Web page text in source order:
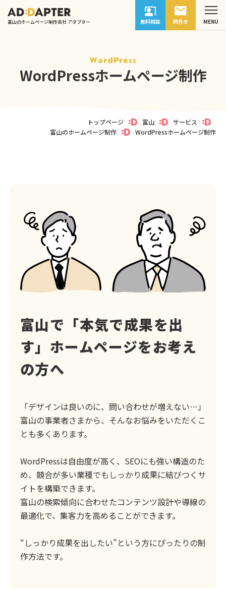
富山のホームページ制作会社 アダプター 無料相談 問合せ
WordPress
WordPressホームページ制作
トップページ 富山
サービス
富山のホームページ制作
WordPressホームページ制作
富山で「本気で成果を出
す」 ホームページをお考え
の方へ
「デザインは良いのに、問い合わせが増えない…」
富山の事業者さまから、そんなお悩みをいただくこ
とも多くあります。
WordPressは自由度が高く、SEOにも強い構造のた
め、競合が多い業種でもしっかり成果に結びつくサ
イトを構築できます。
富山の検索傾向に合わせたコンテンツ設計や導線の
最適化で、集客力を高めることができます。
“しっかり成果を出したい”という方にぴったりの制
作方法です。